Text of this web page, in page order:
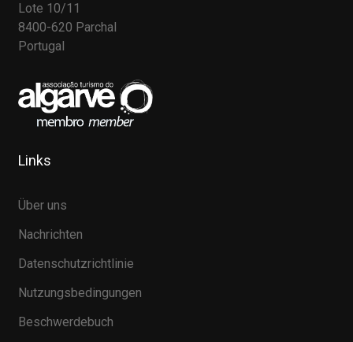
Lote 10/11
8400-620 Parchal
Portugal
Links
Über uns
Nachrichten
Datenschutzrichtlinie
Nutzungsbedingungen
Beschwerdebuch